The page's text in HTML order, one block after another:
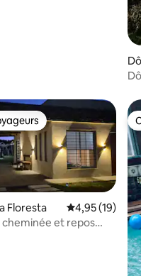
de 14 commentaires : 5
Floresta Évaluation
4,95 (19)
et repos